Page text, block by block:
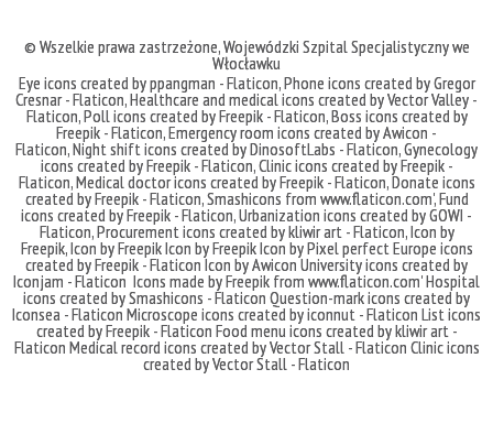
© Wszelkie prawa zastrzeżone,Wojewódzki Szpital Specjalistyczny we
Włocławku
Eye icons created by ppangman - Flaticon,Phone icons created by Gregor
Cresnar - Flaticon,Healthcare and medical icons created by Vector Valley -
Flaticon,Poll icons created by Freepik - Flaticon,Boss icons created by
Freepik - Flaticon,Emergency room icons created by Awicon -
Flaticon,Night shift icons created by DinosoftLabs - Flaticon,Gynecology
icons created by Freepik - Flaticon,Clinic icons created by Freepik -
Flaticon,Medical doctor icons created by Freepik - Flaticon,Donate icons
created by Freepik - Flaticon,Smashicons from www.flaticon.com',Fund
icons created by Freepik - Flaticon,Urbanization icons created by GOWI -
Flaticon,Procurement icons created by kliwir art - Flaticon,Icon by
Freepik,Icon by FreepikIcon by FreepikIcon by Pixel perfect Europe icons
created by Freepik - Flaticon Icon by Awicon University icons created by
Iconjam - Flaticon Icons made byFreepik from www.flaticon.com'Hospital
icons created by Smashicons - Flaticon Question-mark icons created by
Iconsea - FlaticonMicroscope icons created by iconnut - Flaticon List icons
created by Freepik - Flaticon Food menu icons created by kliwir art -
Flaticon Medical record icons created by Vector Stall - Flaticon Clinic icons
created by Vector Stall - Flaticon